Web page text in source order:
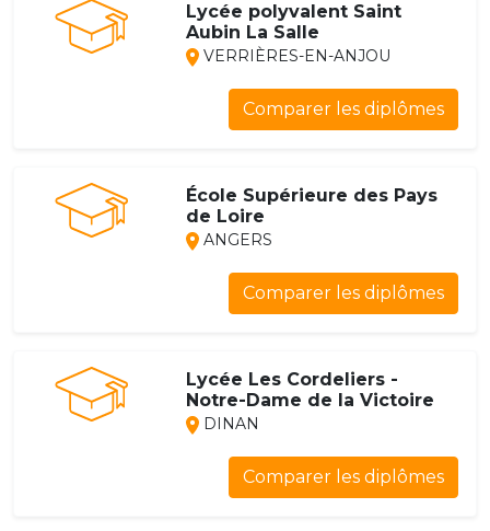
Lycée polyvalent Saint
Aubin La Salle
VERRIÈRES-EN-ANJOU
Comparer les diplômes
École Supérieure des Pays
de Loire
ANGERS
Comparer les diplômes
Lycée Les Cordeliers -
Notre-Dame de la Victoire
DINAN
Comparer les diplômes